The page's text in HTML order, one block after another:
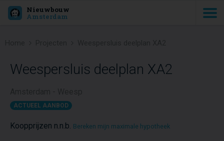
Nieuwbouw
Amsterdam
Weespersluis deelplan XA2
ACTUEEL AANBOD
Koopprijzen n.n.b. Bereken mijn maximale hypotheek